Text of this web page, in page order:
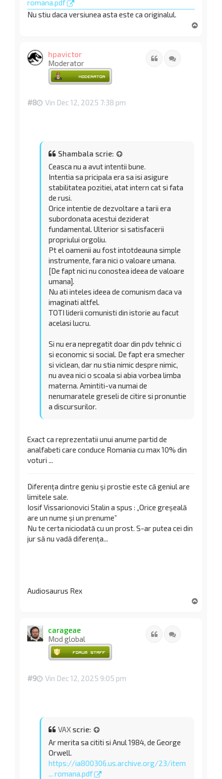
romana.pdf
Nu stiu daca versiunea asta este ca originalul.
hpavictor
Moderator
Citat
#8 Vin Dec 12, 2025 7:38 pm
Shambala scrie:
Ceasca nu a avut intentii bune.
Intentia sa pricipala era sa isi asigure
stabilitatea pozitiei, atat intern cat si fata
de rusi.
Orice intentie de dezvoltare a tarii era
subordonata acestui deziderat
fundamental. Ulterior si satisfacerii
propriului orgoliu.
Pt el oamenii au fost intotdeauna simple
instrumente, fara nici o valoare umana.
[De fapt nici nu conostea ideea de valoare
umana].
Nu ati inteles ideea de comunism daca va
imaginati altfel.
TOTI liderii comunisti din istorie au facut
acelasi lucru.
Si nu era nepregatit doar din pdv tehnic ci
si economic si social. De fapt era smecher
si viclean, dar nu stia nimic despre nimic,
nu avea nici o scoala si abia vorbea limba
materna. Amintiti-va numai de
nenumaratele greseli de citire si pronuntie
a discursurilor.
Exact ca reprezentatii unui anume partid de
analfabeti care conduce Romania cu max 10% din
voturi ...
Diferența dintre geniu și prostie este că geniul are
limitele sale.
Iosif Vissarionovici Stalin a spus : „Orice greșeală
are un nume și un prenume”
Nu te certa niciodată cu un prost. S-ar putea cei din
jur să nu vadă diferența...
Audiosaurus Rex
carageae
Mod global
Citat
#9 Vin Dec 12, 2025 9:05 pm
VAX scrie:
Ar merita sa cititi si Anul 1984, de George
Orwell.
https://ia800306.us.archive.org/23/item
... romana.pdf